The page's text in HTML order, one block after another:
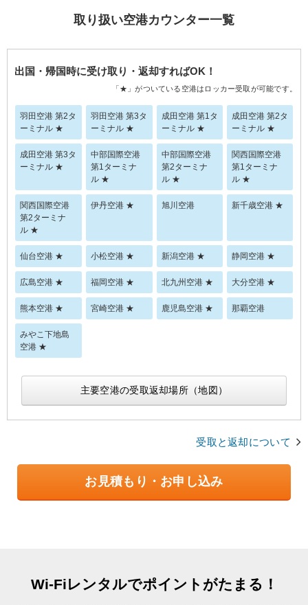
取り扱い空港カウンター一覧
出国・帰国時に受け取り・返却すればOK！
「★」がついている空港はロッカー受取が可能です。
羽田空港 第2タ
ーミナル ★
羽田空港 第3タ
ーミナル ★
成田空港 第1タ
ーミナル ★
成田空港 第2タ
ーミナル ★
成田空港 第3タ
ーミナル ★
中部国際空港
第1ターミナ
ル ★
中部国際空港
第2ターミナ
ル ★
関西国際空港
第1ターミナ
ル ★
関西国際空港
第2ターミナ
ル ★
伊丹空港 ★ 旭川空港 新千歳空港 ★
仙台空港 ★ 小松空港 ★ 新潟空港 ★ 静岡空港 ★
広島空港 ★ 福岡空港 ★ 北九州空港 ★ 大分空港 ★
熊本空港 ★ 宮崎空港 ★ 鹿児島空港 ★ 那覇空港
みやこ下地島
空港 ★
主要空港の受取返却場所（地図）
受取と返却について
お見積もり・お申し込み
Wi-Fiレンタルでポイントがたまる！